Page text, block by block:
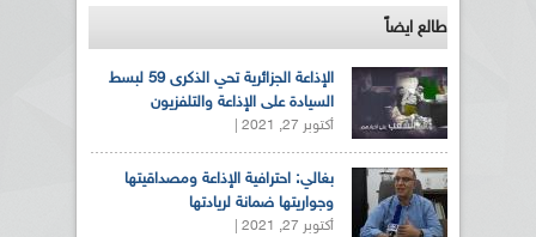
طالع ايضاً
الإذاعة الجزائرية تحي الذكرى 59 لبسط
السيادة على الإذاعة والتلفزيون
أكتوبر 27, 2021 |
بغالي: احترافية الإذاعة ومصداقيتها
وجواريتها ضمانة لريادتها
أكتوبر 27, 2021 |